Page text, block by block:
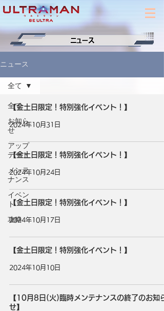
ニュース
全て
お知ら
せ
アップ
デート
メンテ
ナンス
イベン
ト
攻略
全て
【金土日限定！特別強化イベント！】
2024年10月31日
【金土日限定！特別強化イベント！】
2024年10月24日
【金土日限定！特別強化イベント！】
2024年10月17日
【金土日限定！特別強化イベント！】
2024年10月10日
【10月8日(火)臨時メンテナンスの終了のお知ら
せ】